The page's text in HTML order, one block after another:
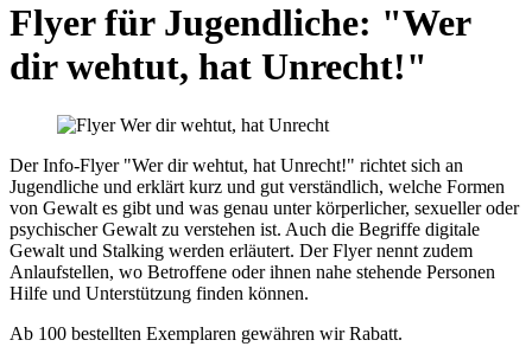
Flyer für Jugendliche: "Wer
dir wehtut, hat Unrecht!"
Der Info-Flyer "Wer dir wehtut, hat Unrecht!" richtet sich an
Jugendliche und erklärt kurz und gut verständlich, welche Formen
von Gewalt es gibt und was genau unter körperlicher, sexueller oder
psychischer Gewalt zu verstehen ist. Auch die Begriffe digitale
Gewalt und Stalking werden erläutert. Der Flyer nennt zudem
Anlaufstellen, wo Betroffene oder ihnen nahe stehende Personen
Hilfe und Unterstützung finden können.
Ab 100 bestellten Exemplaren gewähren wir Rabatt.